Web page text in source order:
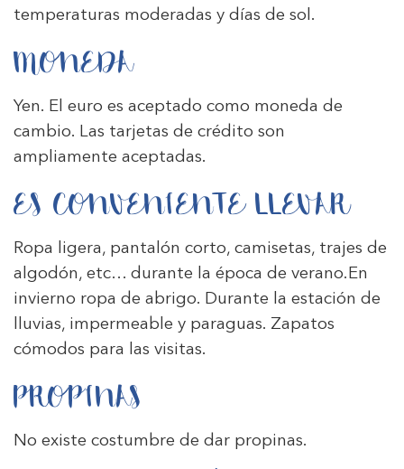
temperaturas moderadas y días de sol.
MONEDA
Yen. El euro es aceptado como moneda de
cambio. Las tarjetas de crédito son
ampliamente aceptadas.
ES CONVENIENTE LLEVAR
Ropa ligera, pantalón corto, camisetas, trajes de
algodón, etc… durante la época de verano.En
invierno ropa de abrigo. Durante la estación de
lluvias, impermeable y paraguas. Zapatos
cómodos para las visitas.
PROPINAS
No existe costumbre de dar propinas.